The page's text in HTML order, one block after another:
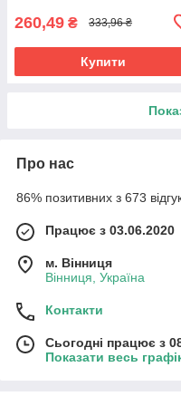
260,49 ₴ 333,96 ₴
Купити
Про нас
86% позитивних з 673
Працює з 03.06.2020
м. Вінниця
Вінниця, Україна
Контакти
Сьогодні працює з
Показати весь